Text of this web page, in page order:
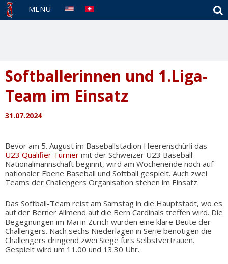
MENU
Softballerinnen und 1.Liga-
Team im Einsatz
31.07.2024
Bevor am 5. August im Baseballstadion Heerenschürli das
U23 Qualifier Turnier mit der Schweizer U23 Baseball
Nationalmannschaft beginnt, wird am Wochenende noch auf
nationaler Ebene Baseball und Softball gespielt. Auch zwei
Teams der Challengers Organisation stehen im Einsatz.
Das Softball-Team reist am Samstag in die Hauptstadt, wo es
auf der Berner Allmend auf die Bern Cardinals treffen wird. Die
Begegnungen im Mai in Zürich wurden eine klare Beute der
Challengers. Nach sechs Niederlagen in Serie benötigen die
Challengers dringend zwei Siege fürs Selbstvertrauen.
Gespielt wird um 11.00 und 13.30 Uhr.